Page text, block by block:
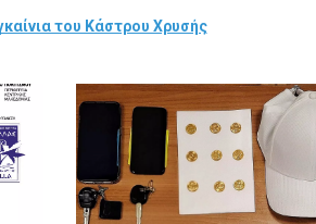
του Κάστρου Χρυσής